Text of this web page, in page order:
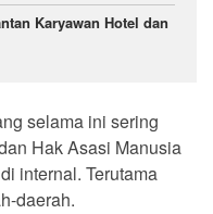
Karyawan Hotel dan
selama ini sering
Hak Asasi Manusia
internal. Terutama
daerah.